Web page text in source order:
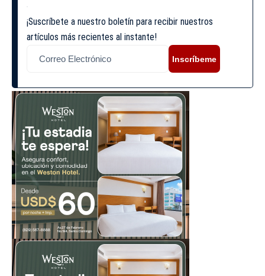
¡Suscríbete a nuestro boletín para recibir nuestros
artículos más recientes al instante!
Inscríbeme